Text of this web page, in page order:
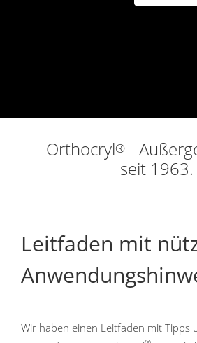
Orthocryl®-
seit 1963.
Leitfaden mit
Wir haben einen Leitfaden mit Tipps